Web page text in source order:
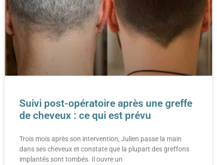
Suivi post-opératoire après une greffe
de cheveux : ce qui est prévu
Trois mois après son intervention, Julien passe la main
dans ses cheveux et constate que la plupart des greffons
implantés sont tombés. Il ouvre un